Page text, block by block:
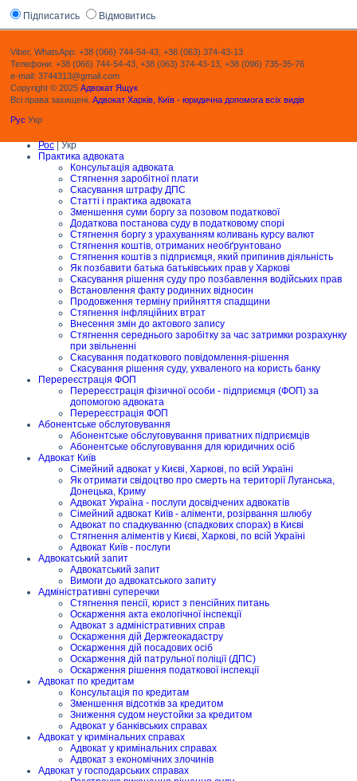
Підписатись Відмовитись
Viber, WhatsApp: +38 (066) 744-54-43, +38 (063) 374-43-13
Телефони: +38 (066) 744-54-43, +38 (063) 374-43-13, +38 (096) 735-35-76
e-mail: 3744313@gmail.com
Copyright © 2025 Адвокат Ящук
Всі права захищені. Адвокат Харків, Київ - юридична допомога всіх видів
Рус Укр
Рос| Укр
Практика адвоката
Консультація адвоката
Стягнення заробітної плати
Скасування штрафу ДПС
Статті і практика адвоката
Зменшення суми боргу за позовом податкової
Додаткова постанова суду в податковому спорі
Стягнення боргу з урахуванням коливань курсу валют
Стягнення коштів, отриманих необґрунтовано
Стягнення коштів з підприємця, який припинив діяльність
Як позбавити батька батьківських прав у Харкові
Скасування рішення суду про позбавлення водійських прав
Встановлення факту родинних відносин
Продовження терміну прийняття спадщини
Стягнення інфляційних втрат
Внесення змін до актового запису
Стягнення середнього заробітку за час затримки розрахунку
при звільненні
Скасування податкового повідомлення-рішення
Скасування рішення суду, ухваленого на користь банку
Перереєстрація ФОП
Перереєстрація фізичної особи - підприємця (ФОП) за
допомогою адвоката
Перереєстрація ФОП
Абонентське обслуговування
Абонентське обслуговування приватних підприємців
Абонентське обслуговування для юридичних осіб
Адвокат Київ
Сімейний адвокат у Києві, Харкові, по всій Україні
Як отримати свідоцтво про смерть на території Луганська,
Донецька, Криму
Адвокат Україна - послуги досвідчених адвокатів
Сімейний адвокат Київ - аліменти, розірвання шлюбу
Адвокат по спадкуванню (спадкових спорах) в Києві
Стягнення аліментів у Києві, Харкові, по всій Україні
Адвокат Київ - послуги
Адвокатський запит
Адвокатський запит
Вимоги до адвокатського запиту
Адміністративні суперечки
Стягнення пенсії, юрист з пенсійних питань
Оскарження акта екологічної інспекції
Адвокат з адміністративних справ
Оскарження дій Держгеокадастру
Оскарження дій посадових осіб
Оскарження дій патрульної поліції (ДПС)
Оскарження рішення податкової інспекції
Адвокат по кредитам
Консультація по кредитам
Зменшення відсотків за кредитом
Зниження судом неустойки за кредитом
Адвокат у банківських справах
Адвокат у кримінальних справах
Адвокат у кримінальних справах
Адвокат з економічних злочинів
Адвокат у господарських справах